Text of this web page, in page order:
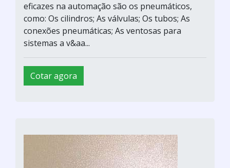
eficazes na automação são os pneumáticos,
como: Os cilindros; As válvulas; Os tubos; As
conexões pneumáticas; As ventosas para
sistemas a v&aa...
Cotar agora